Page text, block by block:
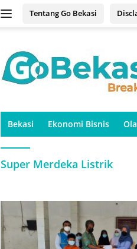
Tentang Go Bekasi
Bekasi Ekonomi Bisnis
Super Merdeka Listrik